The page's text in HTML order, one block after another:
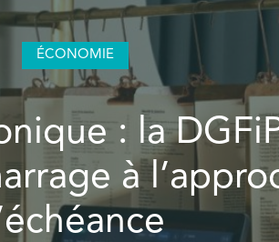
ÉCONOMIE
: la
à